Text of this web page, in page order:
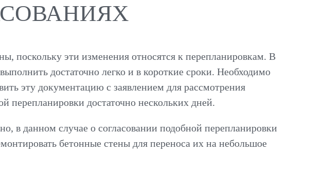
поскольку эти изменения относятся к перепланировкам. В
достаточно легко и в короткие сроки. Необходимо
эту документацию с заявлением для рассмотрения
достаточно нескольких дней.
в данном случае о согласовании подобной перепланировки
бетонные стены для переноса их на небольшое